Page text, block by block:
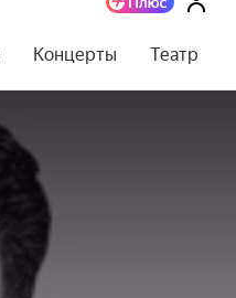
Концерты Театр